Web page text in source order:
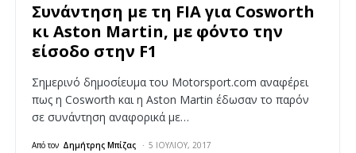
Συνάντηση με τη FIA για Cosworth
κι Aston Martin, με φόντο την
είσοδο στην F1
Σημερινό δημοσίευμα του Motorsport.com αναφέρει
πως η Cosworth και η Aston Martin έδωσαν το παρόν
σε συνάντηση αναφορικά με…
Από τον Δημήτρης Μπίζας 5 ΙΟΥΛΊΟΥ, 2017